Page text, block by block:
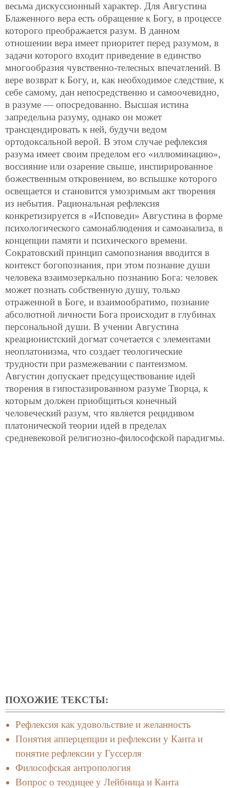
весьма дискуссионный характер. Для Августина
Блаженного вера есть обращение к Богу, в процессе
которого преображается разум. В данном
отношении вера имеет приоритет перед разумом, в
задачи которого входит приведение в единство
многообразия чувственно-телесных впечатлений. В
вере возврат к Богу, и, как необходимое следствие, к
себе самому, дан непосредственно и самоочевидно,
в разуме — опосредованно. Высшая истина
запредельна разуму, однако он может
трансцендировать к ней, будучи ведом
ортодоксальной верой. В этом случае рефлексия
разума имеет своим пределом его «иллюминацию»,
воссияние или озарение свыше, инспирированное
божественным откровением, во вспышке которого
освещается и становится умозримым акт творения
из небытия. Рациональная рефлексия
конкретизируется в «Исповеди» Августина в форме
психологического самонаблюдения и самоанализа, в
концепции памяти и психического времени.
Сократовский принцип самопознания вводится в
контекст богопознания, при этом познание души
человека взаимозеркально познанию Бога: человек
может познать собственную душу, только
отраженной в Боге, и взаимообратимо, познание
абсолютной личности Бога происходит в глубинах
персональной души. В учении Августина
креационистский догмат сочетается с элементами
неоплатонизма, что создает теологические
трудности при размежевании с пантеизмом.
Августин допускает предсуществование идей
творения в гипостазированном разуме Творца, к
которым должен приобщиться конечный
человеческий разум, что является рецидивом
платонической теории идей в пределах
средневековой религиозно-философской парадигмы.
ПОХОЖИЕ ТЕКСТЫ:
Рефлексия как удовольствие и желанность
Понятия апперцепции и рефлексии у Канта и
понятие рефлексии у Гуссерля
Философская антропология
Вопрос о теодицее у Лейбница и Канта